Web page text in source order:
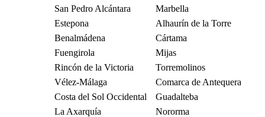
San Pedro Alcántara
Marbella
Estepona
Alhaurín de la Torre
Benalmádena
Cártama
Fuengirola
Mijas
Rincón de la Victoria
Torremolinos
Vélez-Málaga
Comarca de Antequera
Costa del Sol Occidental
Guadalteba
La Axarquía
Nororma